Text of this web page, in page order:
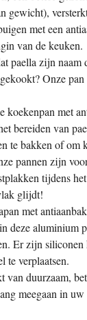
gewicht),
met een
van de keuken.
paella zijn naam
Onze
met
bereiden van
te bakken of om
pannen zijn
tijdens
glijdt!
met
deze aluminium
Er zijn
te verplaatsen.
duurzaam,
meegaan in